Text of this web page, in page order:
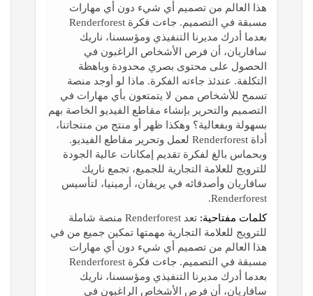
هذا العالم من تصميم أي شيء دون أي مهارات
مسبقة في التصميم. جاءت فكرة Renderforest
بعدما أدرك مديرنا التنفيذي ومؤسسنا، ناريك
سافاريان، أن فرص الأشخاص الراغبون في
الحصول على محتوى بصري محدودة وباهظة
التكلفة. عندئذ جاءته الفكرة. ماذا لو أوجد منصة
تسمح للأشخاص ممن لا يتمتعون بأي مهارات في
التصميم والتحرير بإنشاء مقاطع الفيديو الخاصة بهم
بسهولة وبفعالية؟ وهكذا ظهر أو منتج من منتجاتنا،
أداة Renderforest لعمل وتحرير مقاطع الفيديو.
وبحماس بالغ لفكرة تقديم إمكانات عالية الجودة
للترويج للعلامة التجارية للجميع، تجمع ناريك
سافاريان وأصدقائه في يريفان، أرمينيا، لتأسيس
Renderforest.
كلمات مفتاحية:
تعد Renderforest منصة شاملة
للترويج للعلامة التجارية مهمتها تمكين جميع من في
هذا العالم من تصميم أي شيء دون أي مهارات
مسبقة في التصميم. جاءت فكرة Renderforest
بعدما أدرك مديرنا التنفيذي ومؤسسنا، ناريك
سافاريان، أن فرص الأشخاص الراغبون في